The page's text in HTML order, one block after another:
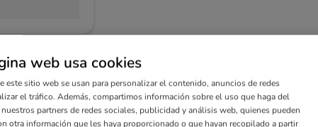
web usa cookies
este sitio web se usan para personalizar el contenido, anuncios de redes
el tráfico. Además, compartimos información sobre el uso que haga del
partners de redes sociales, publicidad y análisis web, quienes pueden
otra información que les haya proporcionado o que hayan recopilado a partir
Tendremos
de una hora